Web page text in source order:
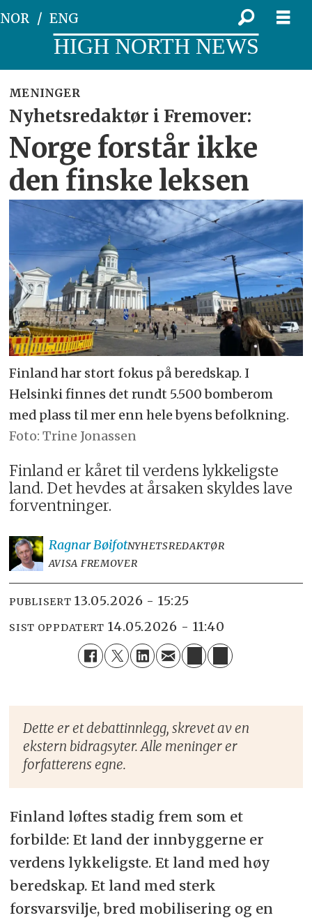
NOR ENG
HIGH NORTH NEWS
MENINGER
Nyhetsredaktør i Fremover:
Norge forstår ikke
den finske leksen
Finland har stort fokus på beredskap. I
Helsinki finnes det rundt 5.500 bomberom
med plass til mer enn hele byens befolkning.
Trine Jonassen
Finland er kåret til verdens lykkeligste
land. Det hevdes at årsaken skyldes lave
forventninger.
RagnarBøifotNYHETSREDAKTØR
AVISA FREMOVER
PUBLISERT 13.05.2026 - 15:25
SIST OPPDATERT 14.05.2026 - 11:40
Dette er et debattinnlegg, skrevet av en
ekstern bidragsyter. Alle meninger er
forfatterens egne.
Finland løftes stadig frem som et
forbilde: Et land der innbyggerne er
verdens lykkeligste. Et land med høy
beredskap. Et land med sterk
forsvarsvilje, bred mobilisering og en